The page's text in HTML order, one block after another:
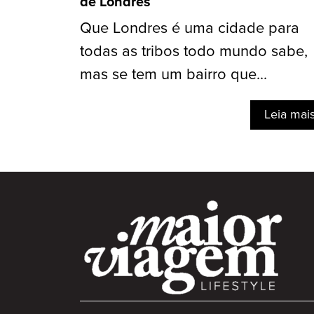
Que Londres é uma cidade para
todas as tribos todo mundo sabe,
mas se tem um bairro que...
Leia